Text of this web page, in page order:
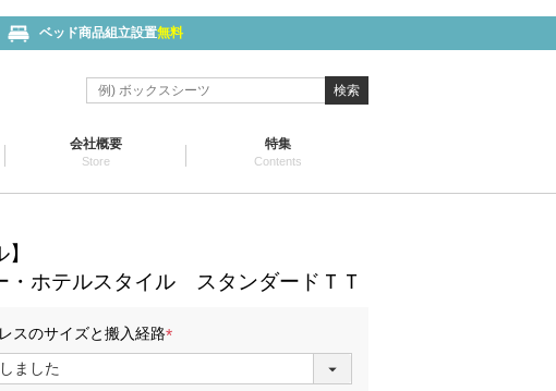
ベッド商品組立設置無料
検索
会社概要
Store
特集
Contents
・ホテルスタイル スタンダードＴＴ
スのサイズと搬入経路
(
必